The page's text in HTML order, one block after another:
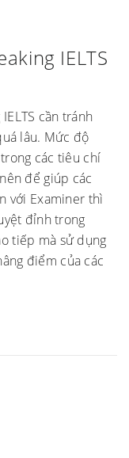
IELTS
cần tránh
lâu. Mức độ
các tiêu chí
để giúp các
với Examiner thì
đỉnh trong
tiếp mà sử dụng
điểm của các